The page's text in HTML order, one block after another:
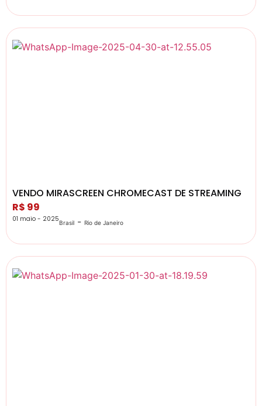
VENDO MIRASCREEN CHROMECAST DE STREAMING
R$ 99
01 maio - 2025Brasil - Rio de Janeiro